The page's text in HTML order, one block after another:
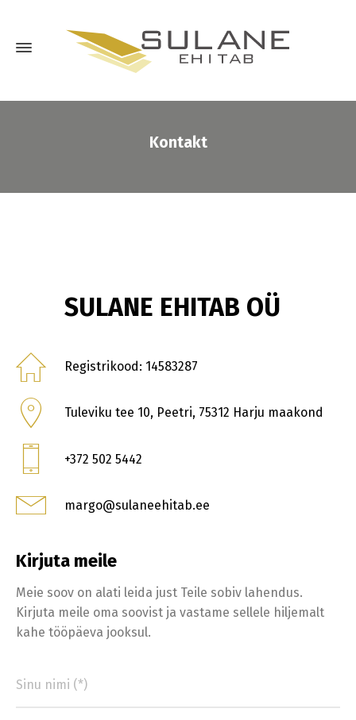
Kontakt
SULANE EHITAB OÜ
Registrikood: 14583287
Tuleviku tee 10, Peetri, 75312 Harju maakond
+372 502 5442
margo@sulaneehitab.ee
Kirjuta meile
Meie soov on alati leida just Teile sobiv lahendus.
Kirjuta meile oma soovist ja vastame sellele hiljemalt
kahe tööpäeva jooksul.